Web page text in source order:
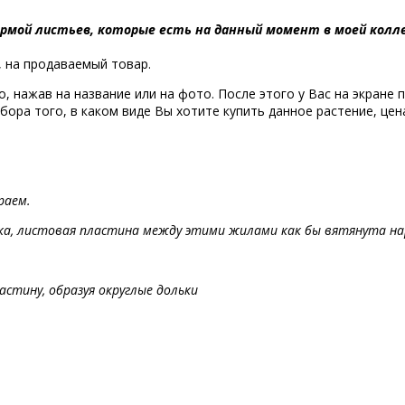
листьев, которые есть на данный момент в моей
продаваемый товар.
нажав на название или на фото. После этого у Вас на
того, в каком виде Вы хотите купить данное растение,
листовая пластина между этими жилами как бы вятянута
образуя округлые дольки